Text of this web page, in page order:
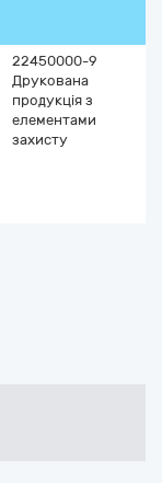
22450000-9
Друкована
продукція з
елементами
захисту